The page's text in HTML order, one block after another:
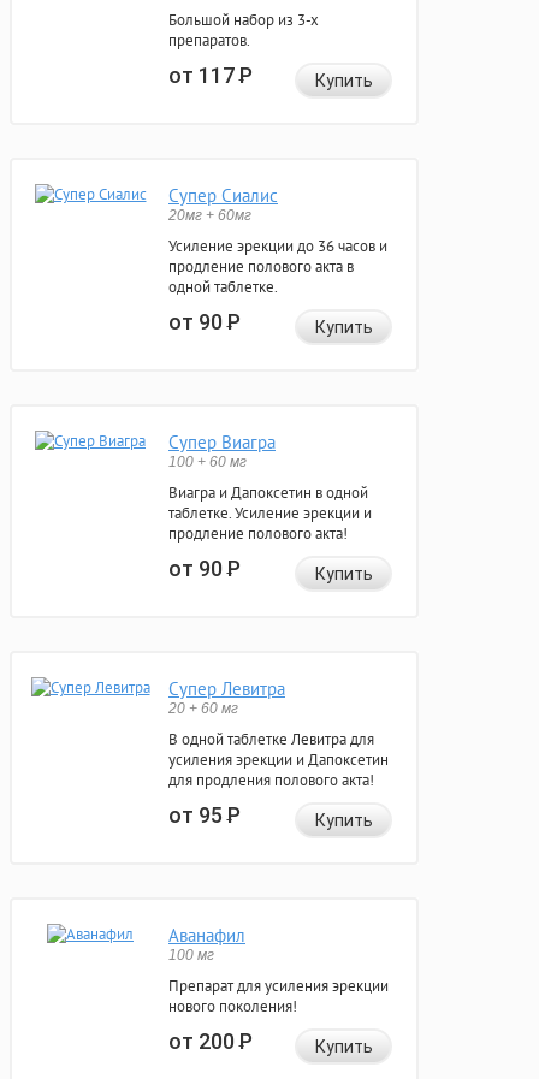
Большой набор из 3-х
препаратов.
от 117Р Купить
Супер Сиалис
20мг + 60мг
Усиление эрекции до 36 часов и
продление полового акта в
одной таблетке.
от 90Р Купить
Супер Виагра
100 + 60 мг
Виагра и Дапоксетин в одной
таблетке. Усиление эрекции и
продление полового акта!
от 90Р Купить
Супер Левитра
20 + 60 мг
В одной таблетке Левитра для
усиления эрекции и Дапоксетин
для продления полового акта!
от 95Р Купить
Аванафил
100 мг
Препарат для усиления эрекции
нового поколения!
от 200Р Купить